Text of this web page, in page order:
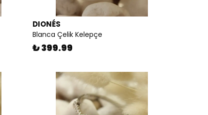
DIONÉS
Blanca Çelik Kelepçe
₺ 399.99